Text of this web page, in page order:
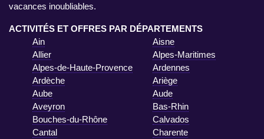
vacances inoubliables.
ACTIVITÉS ET OFFRES PAR DÉPARTEMENTS
Ain
Aisne
Allier
Alpes-Maritimes
Alpes-de-Haute-Provence
Ardennes
Ardèche
Ariège
Aube
Aude
Aveyron
Bas-Rhin
Bouches-du-Rhône
Calvados
Cantal
Charente